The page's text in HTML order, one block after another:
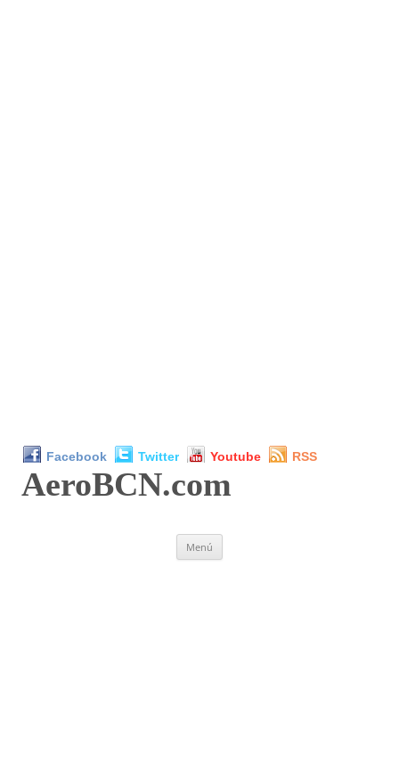
Facebook Twitter Youtube RSS
AeroBCN.com
Menú